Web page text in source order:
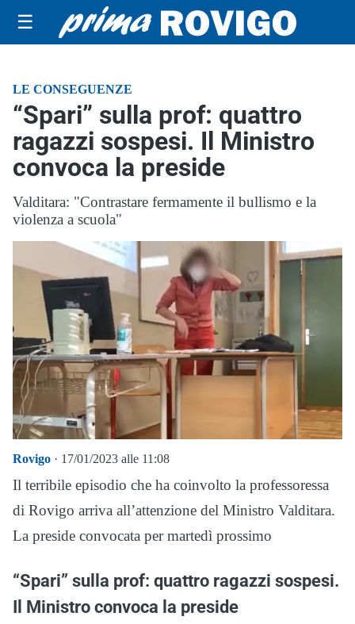
☰
LE CONSEGUENZE
“Spari” sulla prof: quattro
ragazzi sospesi. Il Ministro
convoca la preside
Valditara: "Contrastare fermamente il bullismo e la
violenza a scuola"
Rovigo · 17/01/2023 alle 11:08
Il terribile episodio che ha coinvolto la professoressa
di Rovigo arriva all’attenzione del Ministro Valditara.
La preside convocata per martedì prossimo
“Spari” sulla prof: quattro ragazzi sospesi.
Il Ministro convoca la preside